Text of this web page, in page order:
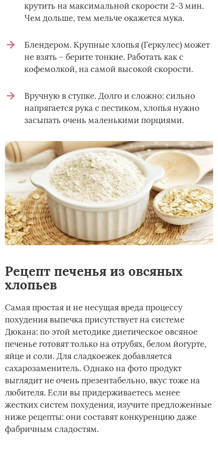
крутить на максимальной скорости 2-3 мин.
Чем дольше, тем мельче окажется мука.
Блендером. Крупные хлопья (Геркулес) может
не взять – берите тонкие. Работать как с
кофемолкой, на самой высокой скорости.
Вручную в ступке. Долго и сложно: сильно
напрягается рука с пестиком, хлопья нужно
засыпать очень маленькими порциями.
Рецепт печенья из овсяных
хлопьев
Самая простая и не несущая вреда процессу
похудения выпечка присутствует на системе
Дюкана: по этой методике диетическое овсяное
печенье готовят только на отрубях, белом йогурте,
яйце и соли. Для сладкоежек добавляется
сахарозаменитель. Однако на фото продукт
выглядит не очень презентабельно, вкус тоже на
любителя. Если вы придерживаетесь менее
жестких систем похудения, изучите предложенные
ниже рецепты: они составят конкуренцию даже
фабричным сладостям.